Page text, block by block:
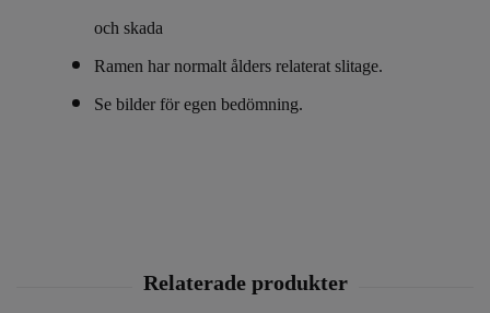
och skada
Ramen har normalt ålders relaterat slitage.
Se bilder för egen bedömning.